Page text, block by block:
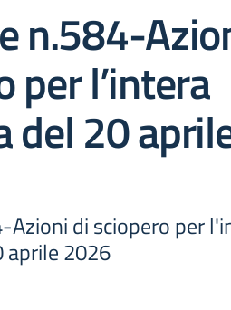
n.584-
per l’intera
del 20
Azioni di sciopero per
aprile 2026